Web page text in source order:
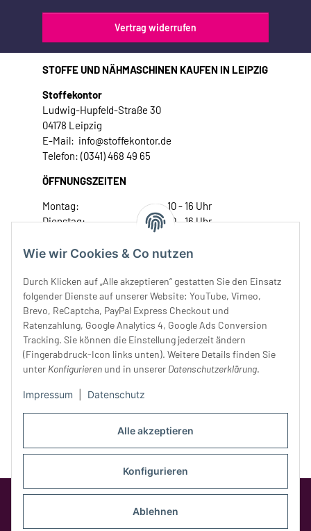
Alle akzeptieren
Konfigurieren
Ablehnen
Wie wir Cookies & Co nutzen
Durch Klicken auf „Alle akzeptieren“ gestatten Sie den Einsatz
folgender Dienste auf unserer Website: YouTube, Vimeo,
Brevo, ReCaptcha, PayPal Express Checkout und
Ratenzahlung, Google Analytics 4, Google Ads Conversion
Tracking. Sie können die Einstellung jederzeit ändern
(Fingerabdruck-Icon links unten). Weitere Details finden Sie
unter Konfigurieren und in unserer Datenschutzerklärung.
Impressum Datenschutz
Vertrag widerrufen
STOFFE UND NÄHMASCHINEN KAUFEN IN LEIPZIG
Stoffekontor
Ludwig-Hupfeld-Straße 30
04178 Leipzig
E-Mail: info@stoffekontor.de
Telefon: (0341) 468 49 65
ÖFFNUNGSZEITEN
Montag:
10 - 16 Uhr
Dienstag:
10 - 16 Uhr
Donnerstag:
10 - 18 Uhr
Samstag:
10 - 14 Uhr
Unser Service
Rechtliches
Google Analytics deaktivierenStatus: